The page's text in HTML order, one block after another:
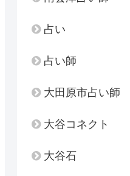
占い
占い師
大田原市占い師
大谷コネクト
大谷石